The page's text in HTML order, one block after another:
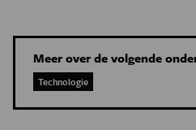
Meer over de volgende
Technologie